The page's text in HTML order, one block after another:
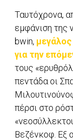
Ταυτόχρονα,
εμφάνιση της
bwin,
για την
τους
πεντάδα οι
πέρσι στο
Βεζένκοφ. Εξ